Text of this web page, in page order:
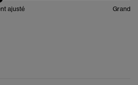
ajusté Grand